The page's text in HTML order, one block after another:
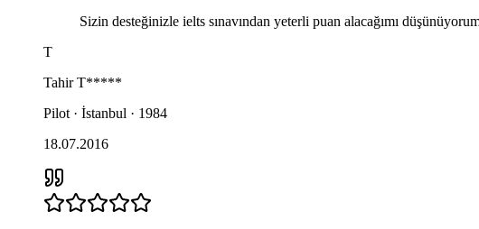
Sizin desteğinizle ielts sınavından yeterli puan alacağımı
T
Tahir T*****
Pilot · İstanbul · 1984
18.07.2016